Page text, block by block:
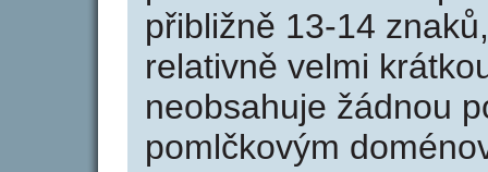
přibližně 13-14
relativně velmi
neobsahuje žádnou
pomlčkovým